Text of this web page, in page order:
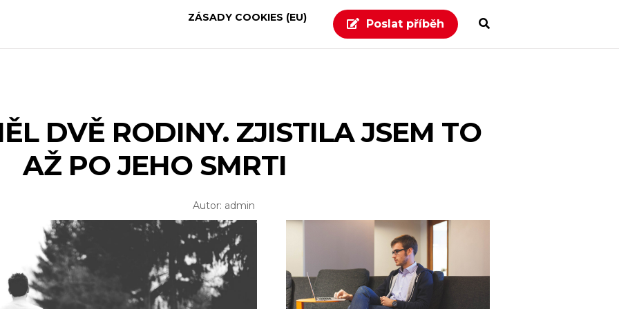
Poslat příběh
ZÁSADY COOKIES (EU)
DVĚ RODINY. ZJISTILA JSEM TO
AŽ PO JEHO SMRTI
Autor: admin